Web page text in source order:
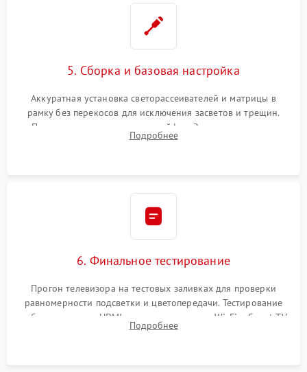
5. Сборка и базовая настройка
Аккуратная установка светорассеивателей и матрицы в
рамку без перекосов для исключения засветов и трещин.
Подключение внутренних шлейфов. Закрытие корпуса.
Сброс настроек и обновление программного обеспечения.
Подробнее
6. Финальное тестирование
Прогон телевизора на тестовых заливках для проверки
равномерности подсветки и цветопередачи. Тестирование
работы разъемов HDMI, динамиков, модуля Wi-Fi и Smart TV
в рабочем режиме в течение нескольких часов.
Подробнее